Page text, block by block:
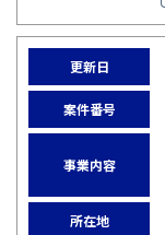
更新日
案件番号
事業内容
所在地